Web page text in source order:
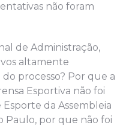
não foram
de Administração,
altamente
processo? Por que a
Esportiva não foi
Esporte da Assembleia
Paulo, por que não foi